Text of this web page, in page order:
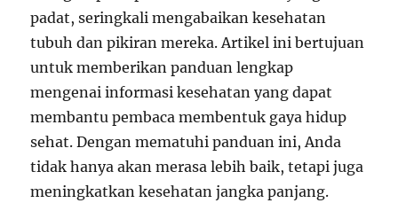
padat, seringkali mengabaikan kesehatan
tubuh dan pikiran mereka. Artikel ini bertujuan
untuk memberikan panduan lengkap
mengenai informasi kesehatan yang dapat
membantu pembaca membentuk gaya hidup
sehat. Dengan mematuhi panduan ini, Anda
tidak hanya akan merasa lebih baik, tetapi juga
meningkatkan kesehatan jangka panjang.